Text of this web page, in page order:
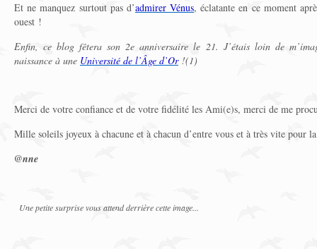
Et ne manquez surtout pas d’admirer Vénus, éclatante en ce moment
ouest !
Enfin, ce blog fêtera son 2e anniversaire le 21. J’étais loin de
naissance à une Université de l’Âge d’Or!(1)
Merci de votre confiance et de votre fidélité les Ami(e)s, merci de me
Mille soleils joyeux à chacune et à chacun d’entre vous et à très vite pour
@nne
Une petite surprise vous attend derrière cette image...